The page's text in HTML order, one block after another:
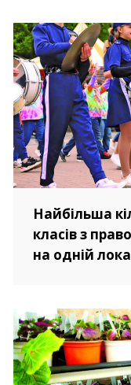
Найбільша
класів з
на одній